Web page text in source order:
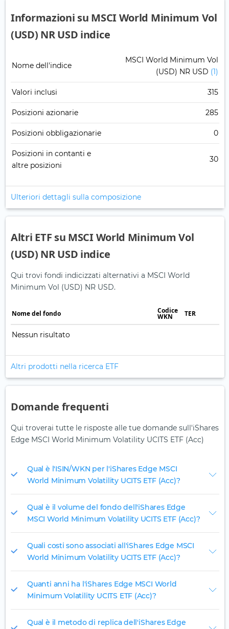
Informazioni su MSCI World Minimum Vol
(USD) NR USD indice
Nome dell'indice
MSCI World Minimum Vol
(USD) NR USD (1)
Valori inclusi 315
Posizioni azionarie 285
Posizioni obbligazionarie 0
Posizioni in contanti e
altre posizioni
30
Ulteriori dettagli sulla composizione
Altri ETF su MSCI World Minimum Vol
(USD) NR USD indice
Qui trovi fondi indicizzati alternativi a MSCI World
Minimum Vol (USD) NR USD.
Nome del fondo Codice
WKN TER
Nessun risultato
Altri prodotti nella ricerca ETF
Domande frequenti
Qui troverai tutte le risposte alle tue domande sull'iShares
Edge MSCI World Minimum Volatility UCITS ETF (Acc)
Qual è l'ISIN/WKN per l'iShares Edge MSCI
World Minimum Volatility UCITS ETF (Acc)?
Qual è il volume del fondo dell'iShares Edge
MSCI World Minimum Volatility UCITS ETF (Acc)?
Quali costi sono associati all'iShares Edge MSCI
World Minimum Volatility UCITS ETF (Acc)?
Quanti anni ha l'iShares Edge MSCI World
Minimum Volatility UCITS ETF (Acc)?
Qual è il metodo di replica dell'iShares Edge